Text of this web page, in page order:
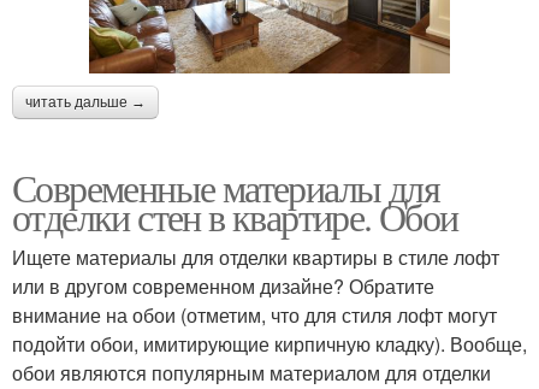
читать дальше →
Современные материалы для
отделки стен в квартире. Обои
Ищете материалы для отделки квартиры в стиле лофт
или в другом современном дизайне? Обратите
внимание на обои (отметим, что для стиля лофт могут
подойти обои, имитирующие кирпичную кладку). Вообще,
обои являются популярным материалом для отделки